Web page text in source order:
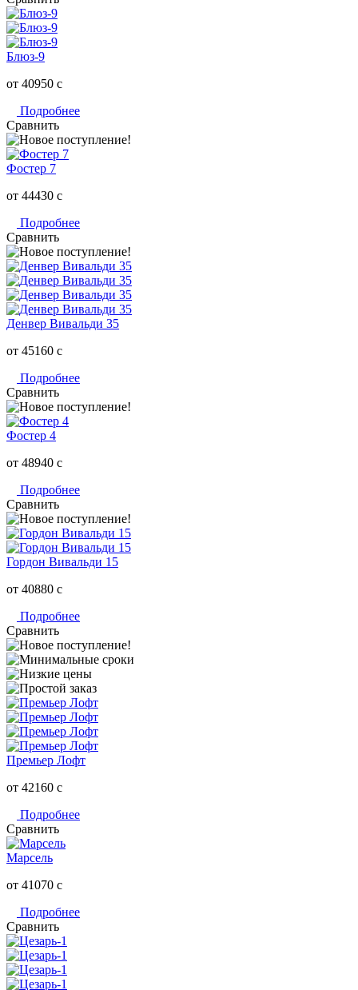
Блюз-9
от 40950 c
Подробнее
Сравнить
Фостер 7
от 44430 c
Подробнее
Сравнить
Денвер Вивальди 35
от 45160 c
Подробнее
Сравнить
Фостер 4
от 48940 c
Подробнее
Сравнить
Гордон Вивальди 15
от 40880 c
Подробнее
Сравнить
Премьер Лофт
от 42160 c
Подробнее
Сравнить
Марсель
от 41070 c
Подробнее
Сравнить